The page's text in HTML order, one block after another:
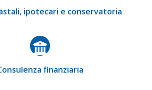
ipotecari e conservatoria
finanziaria